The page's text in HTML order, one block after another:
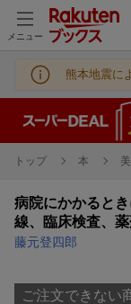
メニュー
熊本地震に
トップ 本
病院にかかると
線、臨床検査、
藤元登四郎
ご注文できない